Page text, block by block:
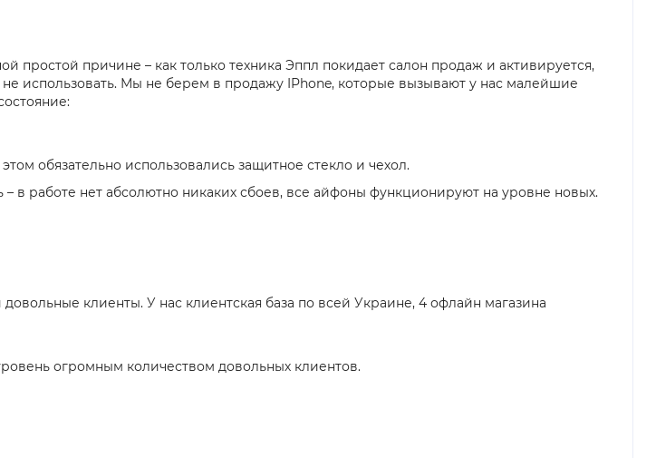
причине – как только техника Эппл покидает салон продаж и активируется,
использовать. Мы не берем в продажу IPhone, которые вызывают у нас малейшие
обязательно использовались защитное стекло и чехол.
в работе нет абсолютно никаких сбоев, все айфоны функционируют на уровне новых.
клиенты. У нас клиентская база по всей Украине, 4 офлайн магазина
огромным количеством довольных клиентов.